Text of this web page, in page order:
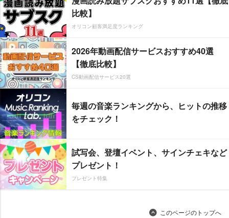
比較】
オリコン顧客満足度ランキング
2026年動画配信サービスおすすめ40選
【徹底比較】
CS動画配信サービス20選
毎週の音楽ランキングから、ヒットの推移
をチェック！
試写会、登壇イベント、サインチェキなど
プレゼント！
プレゼント特集
このページのトップへ